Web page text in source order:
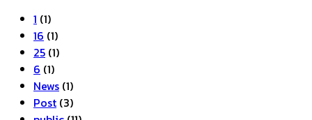
1 (1)
16 (1)
25 (1)
6 (1)
News (1)
Post (3)